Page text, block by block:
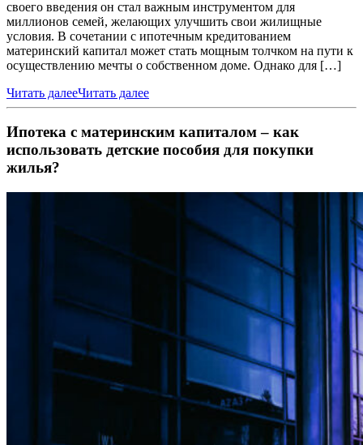
своего введения он стал важным инструментом для
миллионов семей, желающих улучшить свои жилищные
условия. В сочетании с ипотечным кредитованием
материнский капитал может стать мощным толчком на пути к
осуществлению мечты о собственном доме. Однако для […]
Читать далееЧитать далее
Ипотека с материнским капиталом – как
использовать детские пособия для покупки
жилья?